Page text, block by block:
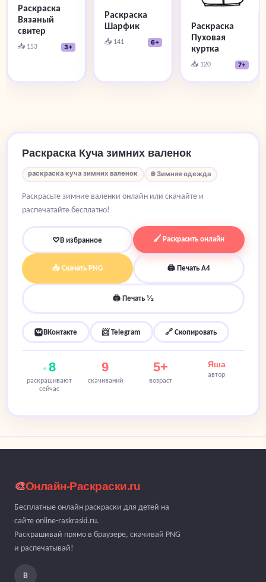
Раскраска
Вязаный
свитер
📥 153 3+
Раскраска
Шарфик
📥 141 6+
Раскраска
Пуховая
куртка
📥 120 7+
Раскраска Куча зимних валенок
раскраска куча зимних валенок ❄️ Зимняя одежда
Раскрасьте зимние валенки онлайн или скачайте и
распечатайте бесплатно!
♡В избранное 🖌 Раскрасить онлайн
📥 Скачать PNG 🖨 Печать A4
🖨 Печать ½
ВКонтакте 📨 Telegram 🔗 Скопировать
8
раскрашивают
сейчас
9
скачиваний
5+
возраст
Яша
автор
🎨Онлайн-Раскраски.ru
Бесплатные онлайн раскраски для детей на
сайте online-raskraski.ru.
Раскрашивай прямо в браузере, скачивай PNG
и распечатывай!
В